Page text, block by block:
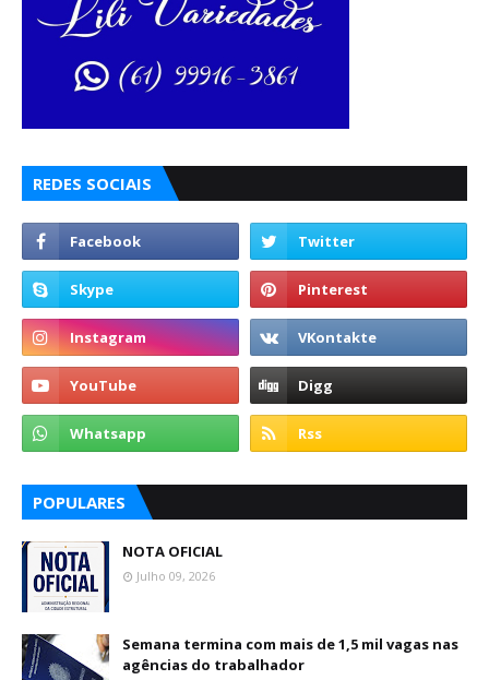
REDES SOCIAIS
POPULARES
NOTA OFICIAL
Julho 09, 2026
Semana termina com mais de 1,5 mil vagas nas
agências do trabalhador